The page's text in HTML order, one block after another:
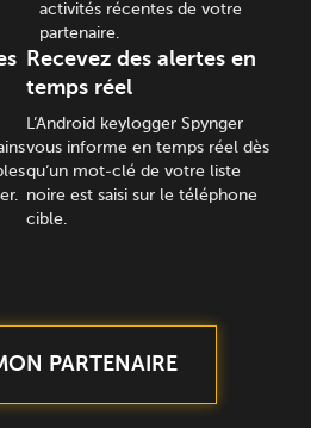
activités récentes de votre
partenaire.
Recevez des alertes en
temps réel
L’Android keylogger Spynger
vous informe en temps réel dès
qu’un mot-clé de votre liste
noire est saisi sur le téléphone
cible.
PARTENAIRE